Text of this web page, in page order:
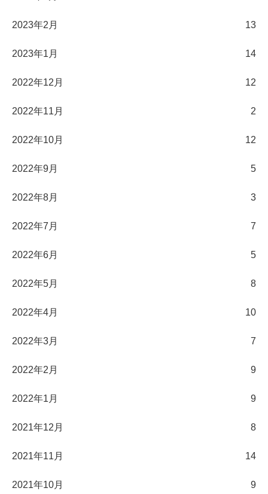
2023年2月 13
2023年1月 14
2022年12月 12
2022年11月 2
2022年10月 12
2022年9月 5
2022年8月 3
2022年7月 7
2022年6月 5
2022年5月 8
2022年4月 10
2022年3月 7
2022年2月 9
2022年1月 9
2021年12月 8
2021年11月 14
2021年10月 9